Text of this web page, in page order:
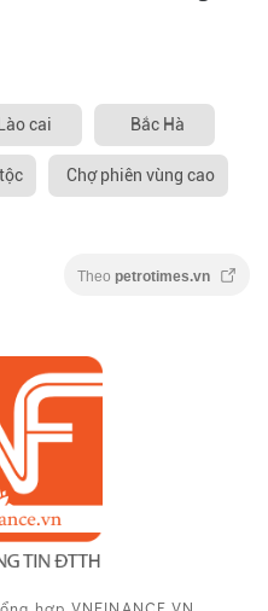
Lào cai Bắc Hà
Chợ phiên vùng cao
Theo petrotimes.vn